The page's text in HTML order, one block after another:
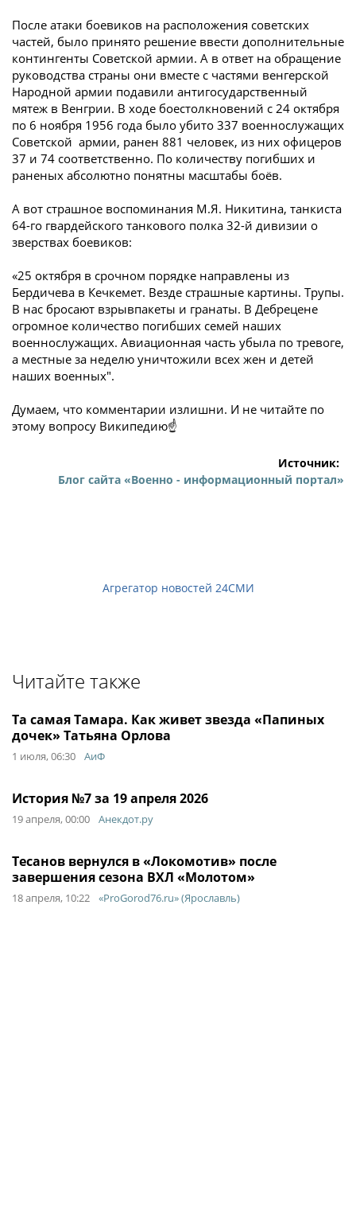
После атаки боевиков на расположения советских
частей, было принято решение ввести дополнительные
контингенты Советской армии. А в ответ на обращение
руководства страны они вместе с частями венгерской
Народной армии подавили антигосударственный
мятеж в Венгрии. В ходе боестолкновений с 24 октября
по 6 ноября 1956 года было убито 337 военнослужащих
Советской армии, ранен 881 человек, из них офицеров
37 и 74 соответственно. По количеству погибших и
раненых абсолютно понятны масштабы боёв.
А вот страшное воспоминания М.Я. Никитина, танкиста
64-го гвардейского танкового полка 32-й дивизии о
зверствах боевиков:
«25 октября в срочном порядке направлены из
Бердичева в Кечкемет. Везде страшные картины. Трупы.
В нас бросают взрывпакеты и гранаты. В Дебрецене
огромное количество погибших семей наших
военнослужащих. Авиационная часть убыла по тревоге,
а местные за неделю уничтожили всех жен и детей
наших военных".
Думаем, что комментарии излишни. И не читайте по
этому вопросу Википедию☝️
Источник:
Блог сайта «Военно - информационный портал»
Агрегатор новостей 24СМИ
Читайте также
Та самая Тамара. Как живет звезда «Папиных
дочек» Татьяна Орлова
1 июля, 06:30 АиФ
История №7 за 19 апреля 2026
19 апреля, 00:00 Анекдот.ру
Тесанов вернулся в «Локомотив» после
завершения сезона ВХЛ «Молотом»
18 апреля, 10:22 «ProGorod76.ru» (Ярославль)